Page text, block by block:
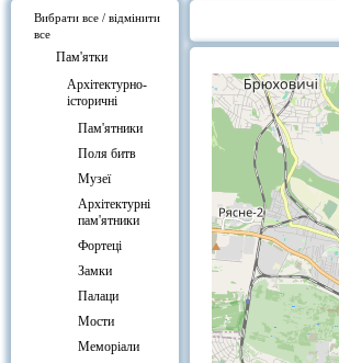
Вибрати все / відмінити
все
Пам'ятки
Архітектурно-
історичні
Пам'ятники
Поля битв
Музеї
Архітектурні
пам'ятники
Фортеці
Замки
Палаци
Мости
Меморіали